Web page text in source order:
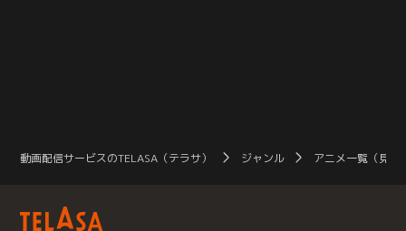
動画配信サービスのTELASA（テラサ） ジャンル アニメ一覧（見放